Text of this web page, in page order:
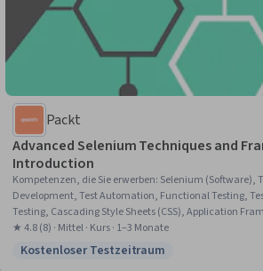
Packt
Advanced Selenium Techniques and
Introduction
Kompetenzen, die Sie erwerben: Selenium (Software),
Development, Test Automation, Functional Testing,
Testing, Cascading Style Sheets (CSS), Application
Development Tools, Javascript and jQuery,
Programming, UI Components, Hypertext Markup
★ 4.8 (8) · Mittel · Kurs · 1–3 Monate
Status: Kostenloser Testzeitraum
Kostenloser Testzeitraum